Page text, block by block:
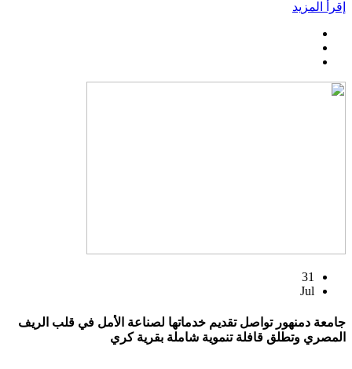
إقرأ المزيد
31
Jul
جامعة دمنهور تواصل تقديم خدماتها لصناعة الأمل في قلب الريف
المصري وتطلق قافلة تنموية شاملة بقرية كري